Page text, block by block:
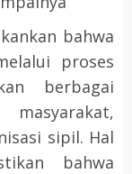
bahwa
proses
berbagai
sipil. Hal
bahwa